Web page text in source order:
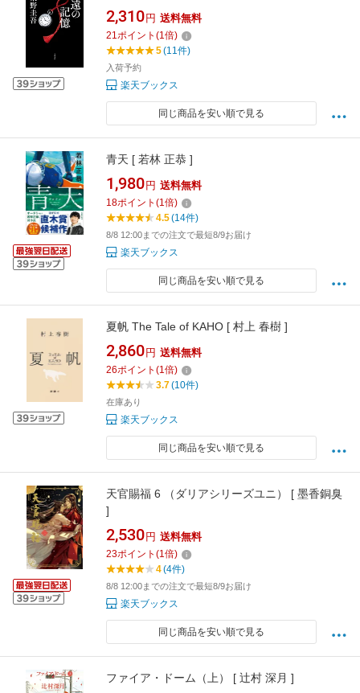
2,310 円 送料無料
21ポイント (1倍)
5(11件)
入荷予約
楽天ブックス
同じ商品を安い順で見る
青天 [ 若林 正恭 ]
1,980 円 送料無料
18ポイント (1倍)
4.5(14件)
8/8 12:00までの注文で最短8/9お届け
楽天ブックス
同じ商品を安い順で見る
夏帆 The Tale of KAHO [ 村上 春樹 ]
2,860 円 送料無料
26ポイント (1倍)
3.7(10件)
在庫あり
楽天ブックス
同じ商品を安い順で見る
天官賜福 6 （ダリアシリーズユニ） [ 墨香銅臭
]
2,530 円 送料無料
23ポイント (1倍)
4(4件)
8/8 12:00までの注文で最短8/9お届け
楽天ブックス
同じ商品を安い順で見る
ファイア・ドーム（上） [ 辻村 深月 ]